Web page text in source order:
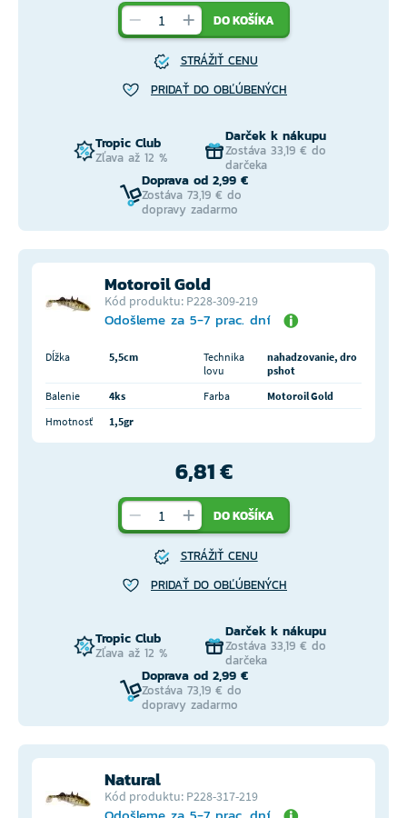
DO KOŠÍKA
STRÁŽIŤ CENU
PRIDAŤ DO OBĽÚBENÝCH
Tropic Club
Zľava až 12 %
Darček k nákupu
Zostáva 33,19 € do
darčeka
Doprava od 2,99 €
Zostáva 73,19 € do
dopravy zadarmo
Motoroil Gold
Kód produktu: P228-309-219
Odošleme za 5-7 prac. dní
Dĺžka 5,5cm
Technika
lovu
nahadzovanie, dro
pshot
Balenie
4ks Farba
Motoroil Gold
Hmotnosť
1,5gr
6,81 €
DO KOŠÍKA
STRÁŽIŤ CENU
PRIDAŤ DO OBĽÚBENÝCH
Tropic Club
Zľava až 12 %
Darček k nákupu
Zostáva 33,19 € do
darčeka
Doprava od 2,99 €
Zostáva 73,19 € do
dopravy zadarmo
Natural
Kód produktu: P228-317-219